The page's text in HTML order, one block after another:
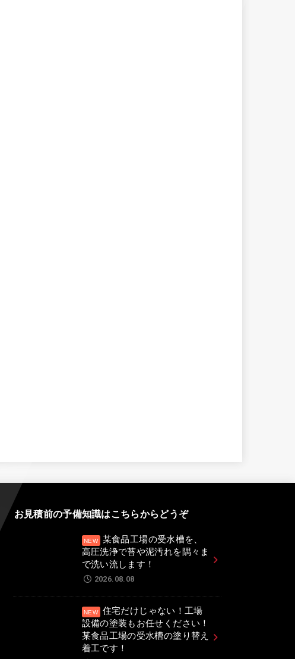
お見積前の予備知識はこちらからどうぞ
某食品工場の受水槽を、
高圧洗浄で苔や泥汚れを隅々ま
で洗い流します！
2026.08.08
住宅だけじゃない！工場
設備の塗装もお任せください！
某食品工場の受水槽の塗り替え
着工です！